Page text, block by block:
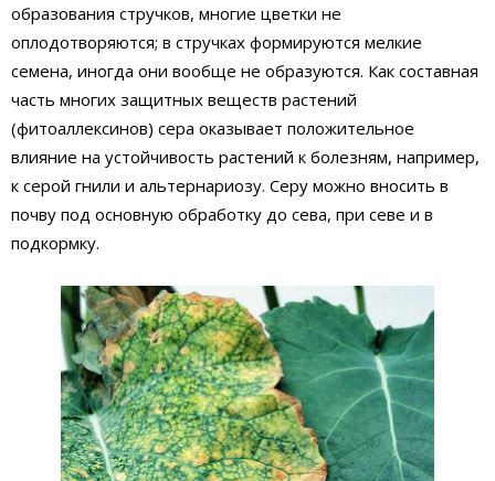
образования стручков, многие цветки не
оплодотворяются; в стручках формируются мелкие
семена, иногда они вообще не образуются. Как составная
часть многих защитных веществ растений
(фитоаллексинов) сера оказывает положительное
влияние на устойчивость растений к болезням, например,
к серой гнили и альтернариозу. Серу можно вносить в
почву под основную обработку до сева, при севе и в
подкормку.